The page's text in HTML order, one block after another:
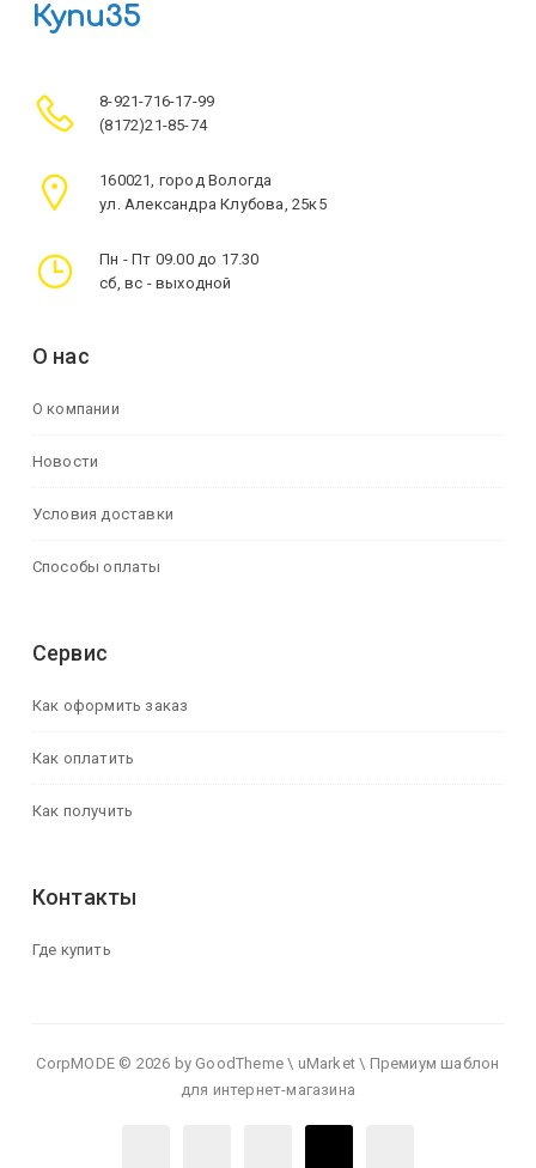
Купи35
8-921-716-17-99
(8172)21-85-74
160021, город Вологда
ул. Александра Клубова, 25к5
Пн - Пт 09.00 до 17.30
сб, вс - выходной
О нас
О компании
Новости
Условия доставки
Способы оплаты
Сервис
Как оформить заказ
Как оплатить
Как получить
Контакты
Где купить
CorpMODE © 2026 by GoodTheme \ uMarket \ Премиум шаблон
для интернет-магазина